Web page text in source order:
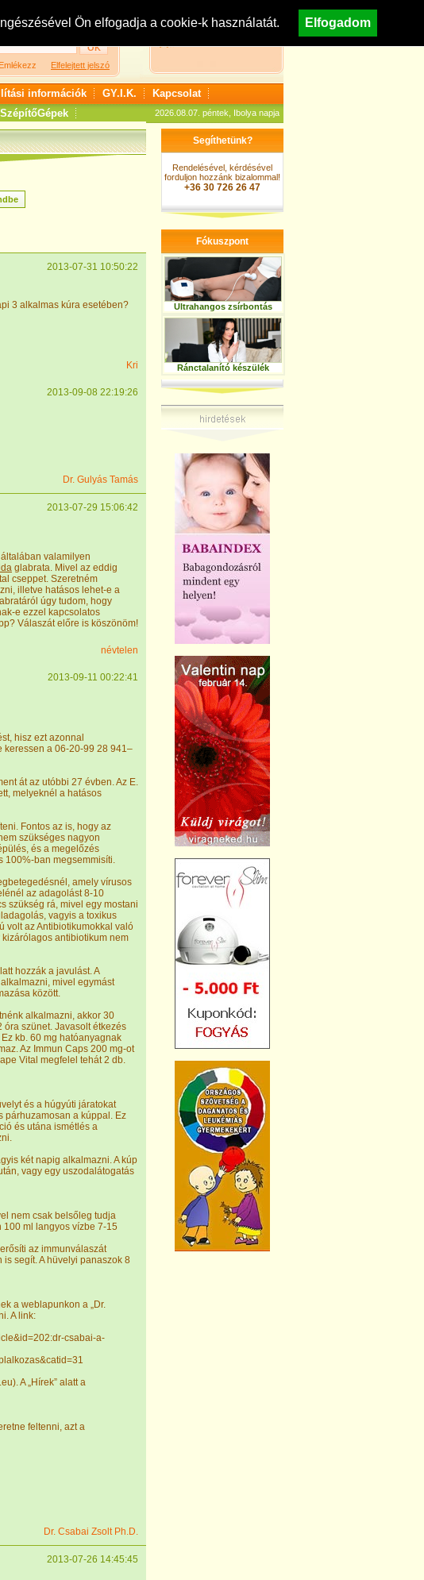
Ön elfogadja a cookie-k használatát. Elfogadom
Regisztráció
Emlékezz Elfelejtett jelszó
Nézzen körül áruházunkban!
információk GY.I.K.
Kapcsolat
SzépítőGépek 2026.08.07. péntek, Ibolya napja
2013-07-31 10:50:22
3 alkalmas kúra esetében?
Kri
2013-09-08 22:19:26
Dr. Gulyás Tamás
2013-07-29 15:06:42
valamilyen
glabrata. Mivel az eddig
cseppet. Szeretném
illetve hatásos lehet-e a
úgy tudom, hogy
e ezzel kapcsolatos
Válaszát előre is köszönöm!
névtelen
2013-09-11 00:22:41
hisz ezt azonnal
keressen a 06-20-99 28 941–
át az utóbbi 27 évben. Az E.
melyeknél a hatásos
Fontos az is, hogy az
szükséges nagyon
és a megelőzés
100%-ban megsemmisíti.
amely vírusos
az adagolást 8-10
szükség rá, mivel egy mostani
vagyis a toxikus
volt az Antibiotikumokkal való
antibiotikum nem
hozzák a javulást. A
mivel egymást
között.
alkalmazni, akkor 30
szünet. Javasolt étkezés
kb. 60 mg hatóanyagnak
Az Immun Caps 200 mg-ot
Vital megfelel tehát 2 db.
és a húgyúti járatokat
párhuzamosan a kúppal. Ez
és utána ismétlés a
két napig alkalmazni. A kúp
vagy egy uszodalátogatás
nem csak belsőleg tudja
ml langyos vízbe 7-15
az immunválaszát
segít. A hüvelyi panaszok 8
a weblapunkon a „Dr.
A link:
csabai-a-
A „Hírek” alatt a
feltenni, azt a
Dr. Csabai Zsolt Ph.D.
2013-07-26 14:45:45
Segíthetünk?
Rendelésével, kérdésével
forduljon hozzánk bizalommal!
+36 30 726 26 47
Fókuszpont
Ultrahangos zsírbontás
Ránctalanító készülék